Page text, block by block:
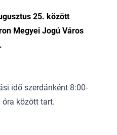
25. között
Megyei Jogú Város
idő szerdánként 8:00-
között tart.